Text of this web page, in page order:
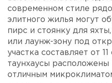
современном стиле
элитного жилья могут
пирс и стоянку для
или лаунж-зону под
участка составляет от
таунхаусы расположены
отличным